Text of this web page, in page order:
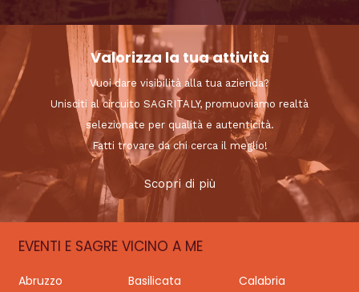
Valorizza la tua attività
Vuoi dare visibilità alla tua azienda?
Unisciti al circuito SAGRITALY, promuoviamo realtà
selezionate per qualità e autenticità.
Fatti trovare da chi cerca il meglio!
Scopri di più
EVENTI E SAGRE VICINO A ME
Abruzzo Basilicata
Calabria